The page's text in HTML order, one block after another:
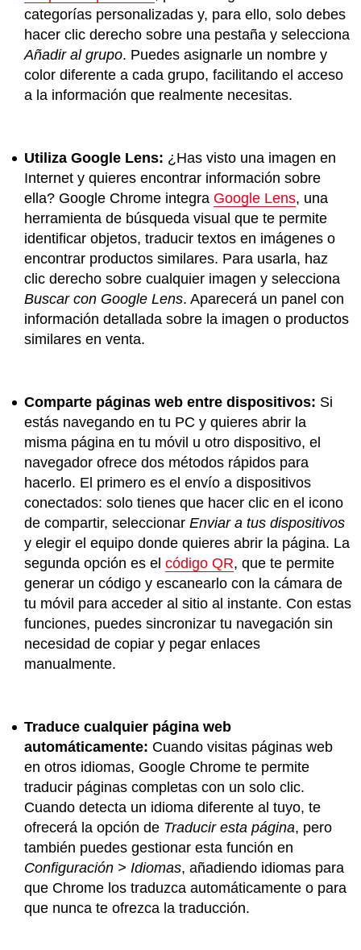
categorías personalizadas y, para ello, solo debes
hacer clic derecho sobre una pestaña y selecciona
Añadir al grupo. Puedes asignarle un nombre y
color diferente a cada grupo, facilitando el acceso
a la información que realmente necesitas.
Utiliza Google Lens: ¿Has visto una imagen en
Internet y quieres encontrar información sobre
ella? Google Chrome integra Google Lens, una
herramienta de búsqueda visual que te permite
identificar objetos, traducir textos en imágenes o
encontrar productos similares. Para usarla, haz
clic derecho sobre cualquier imagen y selecciona
Buscar con Google Lens. Aparecerá un panel con
información detallada sobre la imagen o productos
similares en venta.
Comparte páginas web entre dispositivos: Si
estás navegando en tu PC y quieres abrir la
misma página en tu móvil u otro dispositivo, el
navegador ofrece dos métodos rápidos para
hacerlo. El primero es el envío a dispositivos
conectados: solo tienes que hacer clic en el icono
de compartir, seleccionar Enviar a tus dispositivos
y elegir el equipo donde quieres abrir la página. La
segunda opción es el código QR, que te permite
generar un código y escanearlo con la cámara de
tu móvil para acceder al sitio al instante. Con estas
funciones, puedes sincronizar tu navegación sin
necesidad de copiar y pegar enlaces
manualmente.
Traduce cualquier página web
automáticamente: Cuando visitas páginas web
en otros idiomas, Google Chrome te permite
traducir páginas completas con un solo clic.
Cuando detecta un idioma diferente al tuyo, te
ofrecerá la opción de Traducir esta página, pero
también puedes gestionar esta función en
Configuración > Idiomas, añadiendo idiomas para
que Chrome los traduzca automáticamente o para
que nunca te ofrezca la traducción.